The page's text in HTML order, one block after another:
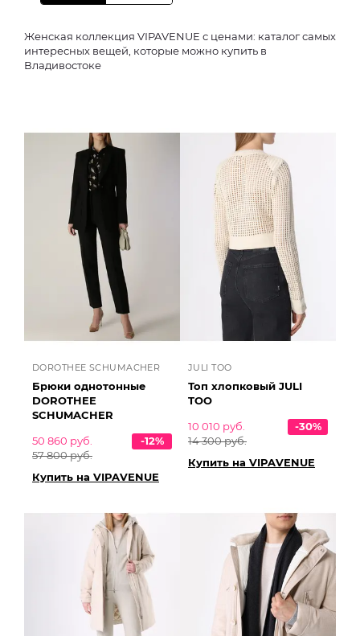
Женская коллекция VIPAVENUE с ценами: каталог самых
интересных вещей, которые можно купить в
Владивостоке
DOROTHEE SCHUMACHER
Брюки однотонные
DOROTHEE
SCHUMACHER
50 860 руб.
57 800 руб.
-12%
Купить на VIPAVENUE
JULI TOO
Топ хлопковый JULI
TOO
10 010 руб.
14 300 руб.
-30%
Купить на VIPAVENUE